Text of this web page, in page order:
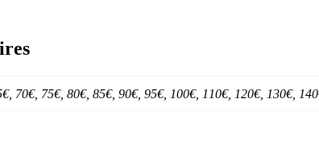
70€, 75€, 80€, 85€, 90€, 95€, 100€, 110€, 120€, 130€,